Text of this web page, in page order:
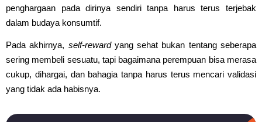
penghargaan pada dirinya sendiri tanpa harus terus terjebak
dalam budaya konsumtif.
Pada akhirnya, self-rewardyang sehat bukan tentang seberapa
sering membeli sesuatu, tapi bagaimana perempuan bisa merasa
cukup, dihargai, dan bahagia tanpa harus terus mencari validasi
yang tidak ada habisnya.